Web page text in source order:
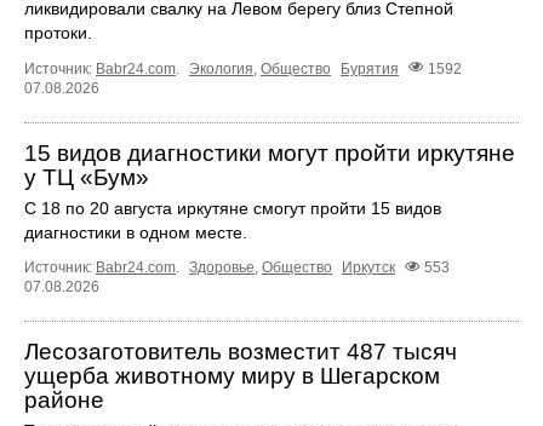
ликвидировали свалку на Левом берегу близ Степной
протоки.
Источник: Babr24.com Экология Общество Бурятия
1592
07.08.2026
15 видов диагностики могут пройти иркутяне
у ТЦ «Бум»
С 18 по 20 августа иркутяне смогут пройти 15 видов
диагностики в одном месте.
Источник: Babr24.com Здоровье Общество Иркутск
553
07.08.2026
Лесозаготовитель возместит 487 тысяч
ущерба животному миру в Шегарском
районе